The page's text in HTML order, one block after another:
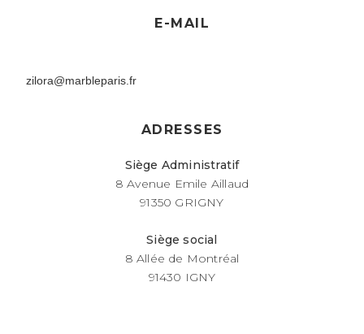
E-MAIL
zilora@marbleparis.fr
ADRESSES
Siège Administratif
8 Avenue Emile Aillaud
91350 GRIGNY
Siège social
8 Allée de Montréal
91430 IGNY